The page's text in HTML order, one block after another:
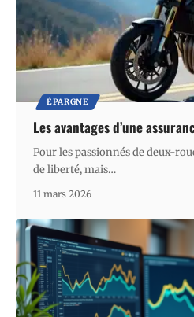
ÉPARGNE
Les avantages d’une
Pour les passionnés de deux-
de liberté, mais…
11 mars 2026